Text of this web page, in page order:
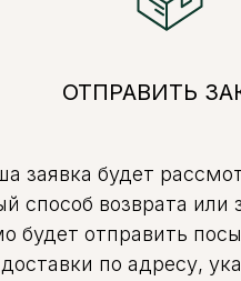
ОТПРАВИТЬ
заявка будет
способ возврата или
будет отправить
по адресу,